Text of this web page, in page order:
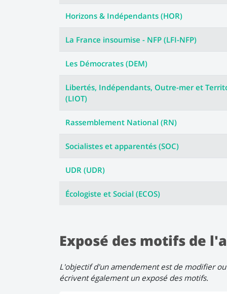
Horizons & Indépendants (HOR)
La France insoumise - NFP (LFI-NFP)
Les Démocrates (DEM)
Libertés, Indépendants, Outre-mer et
(LIOT)
Rassemblement National (RN)
Socialistes et apparentés (SOC)
UDR (UDR)
Écologiste et Social (ECOS)
Exposé des motifs de
L'objectif d'un amendement est de modifier
écrivent également un exposé des motifs.